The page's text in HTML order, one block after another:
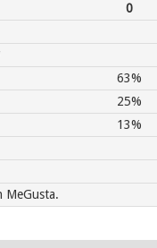
0
63%
25%
13%
MeGusta.